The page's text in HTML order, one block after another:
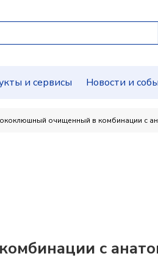
и сервисы Новости и
очищенный в комбинации с
с